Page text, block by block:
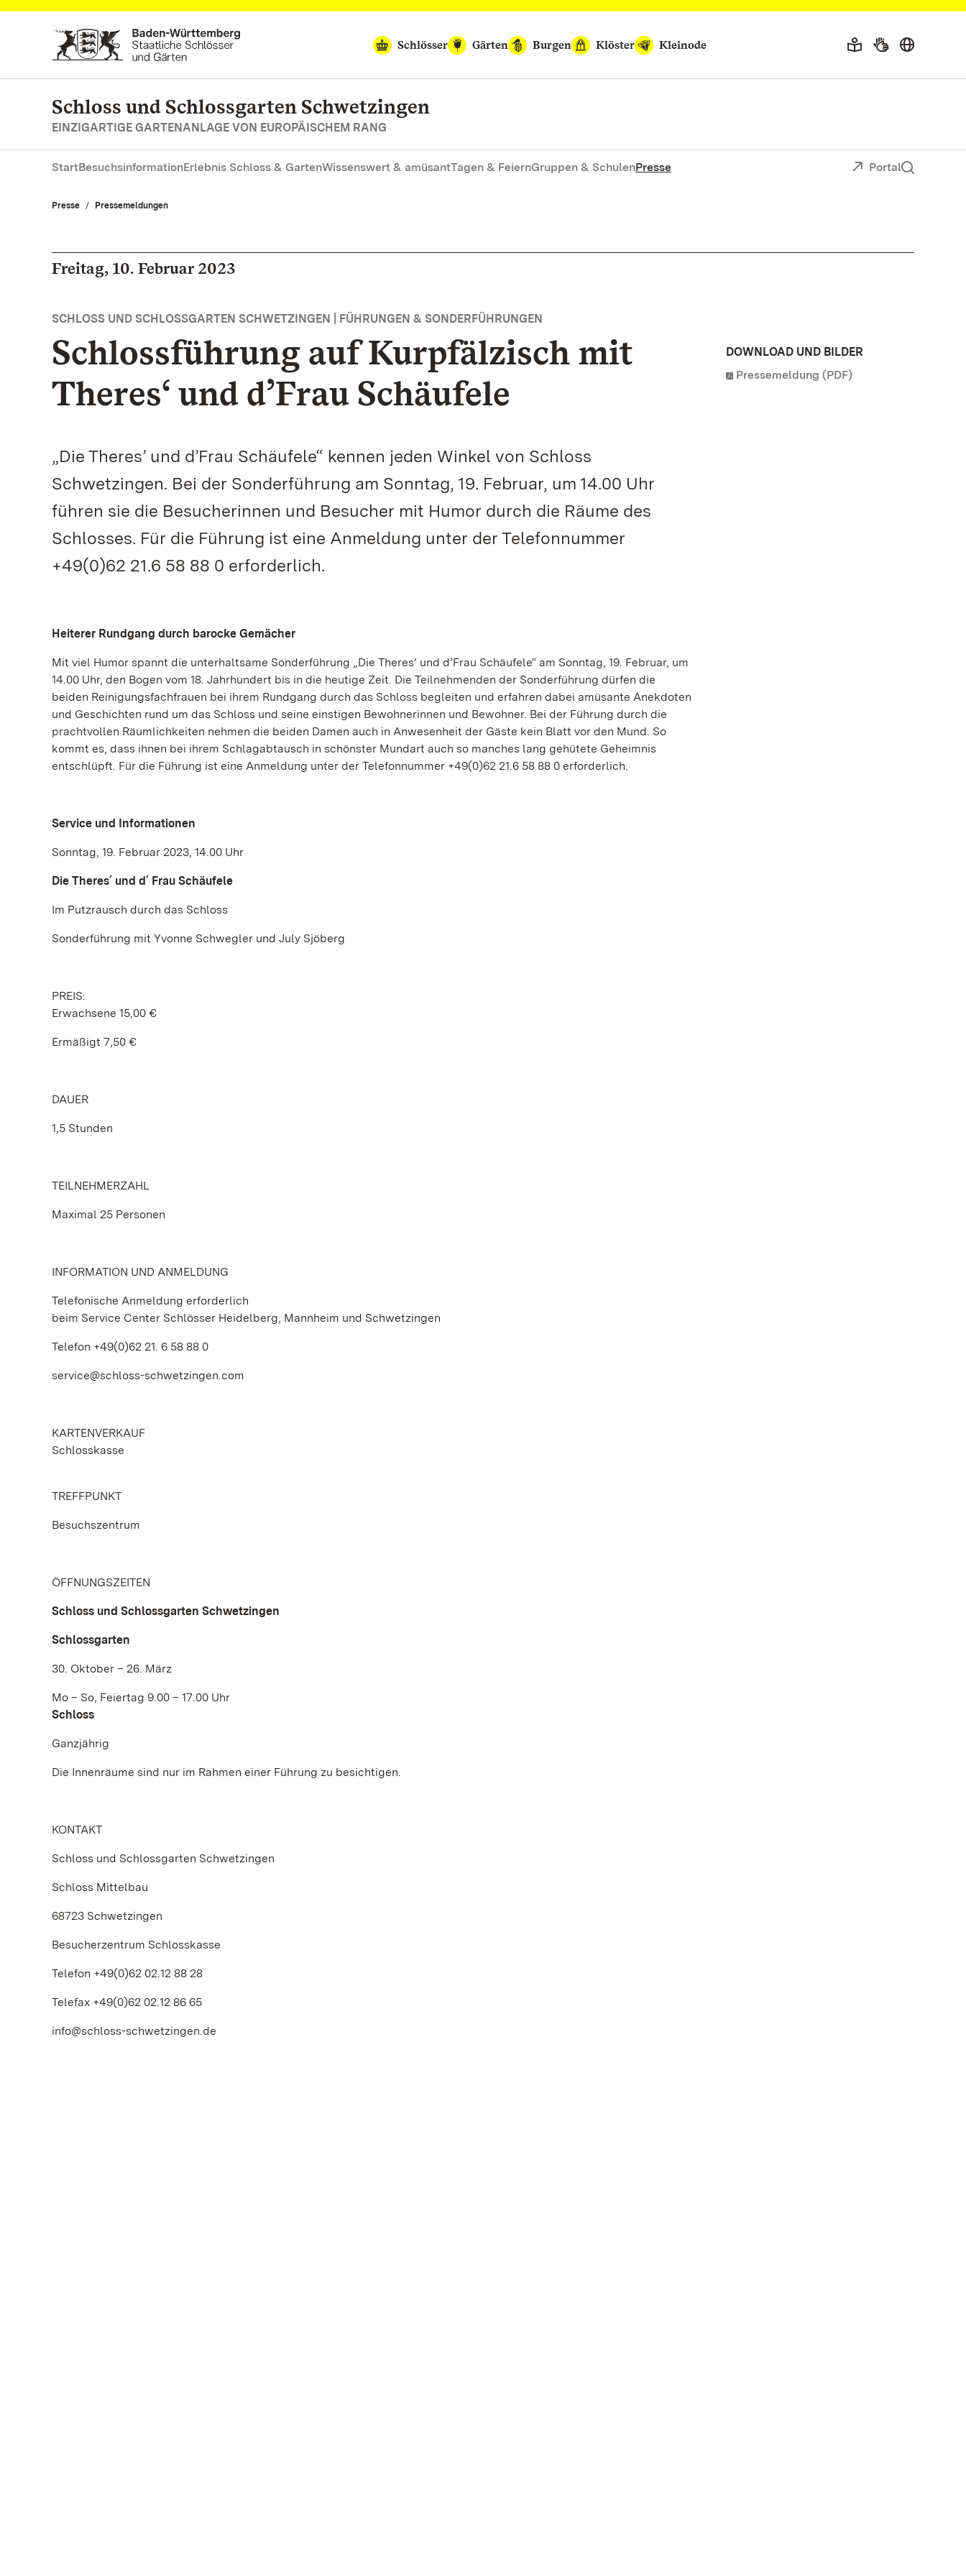
Zum Hauptinhalt springen
Schlösser
Gärten Burgen Klöster Kleinode
Schloss und Schlossgarten Schwetzingen
EINZIGARTIGE GARTENANLAGE VON EUROPÄISCHEM RANG
StartBesuchsinformationErlebnis Schloss & GartenWissenswert & amüsantTagen & FeiernGruppen & SchulenPresse Portal
Presse Pressemeldungen
Freitag, 10. Februar 2023
SCHLOSS UND SCHLOSSGARTEN SCHWETZINGEN | FÜHRUNGEN & SONDERFÜHRUNGEN
Schlossführung auf Kurpfälzisch mit
Theres‘ und d’Frau Schäufele
„Die Theres’ und d’Frau Schäufele“ kennen jeden Winkel von Schloss
Schwetzingen. Bei der Sonderführung am Sonntag, 19. Februar, um 14.00 Uhr
führen sie die Besucherinnen und Besucher mit Humor durch die Räume des
Schlosses. Für die Führung ist eine Anmeldung unter der Telefonnummer
+49(0)62 21.6 58 88 0 erforderlich.
Heiterer Rundgang durch barocke Gemächer
Mit viel Humor spannt die unterhaltsame Sonderführung „Die Theres’ und d’Frau Schäufele“ am Sonntag, 19. Februar, um
14.00 Uhr, den Bogen vom 18. Jahrhundert bis in die heutige Zeit. Die Teilnehmenden der Sonderführung dürfen die
beiden Reinigungsfachfrauen bei ihrem Rundgang durch das Schloss begleiten und erfahren dabei amüsante Anekdoten
und Geschichten rund um das Schloss und seine einstigen Bewohnerinnen und Bewohner. Bei der Führung durch die
prachtvollen Räumlichkeiten nehmen die beiden Damen auch in Anwesenheit der Gäste kein Blatt vor den Mund. So
kommt es, dass ihnen bei ihrem Schlagabtausch in schönster Mundart auch so manches lang gehütete Geheimnis
entschlüpft. Für die Führung ist eine Anmeldung unter der Telefonnummer +49(0)62 21.6 58 88 0 erforderlich.
Service und Informationen
Sonntag, 19. Februar 2023, 14.00 Uhr
Die Theres´ und d´ Frau Schäufele
Im Putzrausch durch das Schloss
Sonderführung mit Yvonne Schwegler und July Sjöberg
PREIS:
Erwachsene 15,00 €
Ermäßigt 7,50 €
DAUER
1,5 Stunden
TEILNEHMERZAHL
Maximal 25 Personen
INFORMATION UND ANMELDUNG
Telefonische Anmeldung erforderlich
beim Service Center Schlösser Heidelberg, Mannheim und Schwetzingen
Telefon +49(0)62 21. 6 58 88 0
service@schloss-schwetzingen.com
KARTENVERKAUF
Schlosskasse
TREFFPUNKT
Besuchszentrum
ÖFFNUNGSZEITEN
Schloss und Schlossgarten Schwetzingen
Schlossgarten
30. Oktober – 26. März
Mo – So, Feiertag 9.00 – 17.00 Uhr
Schloss
Ganzjährig
Die Innenräume sind nur im Rahmen einer Führung zu besichtigen.
KONTAKT
Schloss und Schlossgarten Schwetzingen
Schloss Mittelbau
68723 Schwetzingen
Besucherzentrum Schlosskasse
Telefon +49(0)62 02.12 88 28
Telefax +49(0)62 02.12 86 65
info@schloss-schwetzingen.de
DOWNLOAD UND BILDER
Pressemeldung (PDF)